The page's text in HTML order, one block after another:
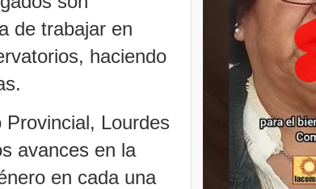
de trabajar en
haciendo
Lourdes
avances en la
en cada una